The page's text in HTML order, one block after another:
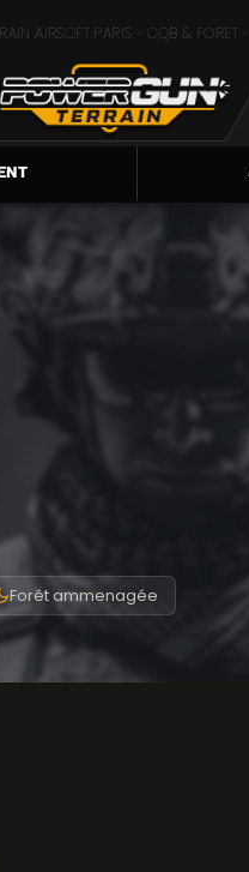
AIRSOFT PARIS - CQB & FORET -
Forêt ammenagée